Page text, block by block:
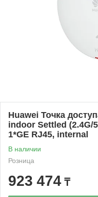
Huawei Точка
indoor Settled (2.4G/
1*GE RJ45, internal
В наличии
Розница
923 474 ₸